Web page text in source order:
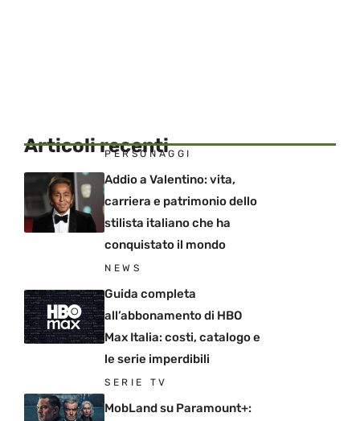
Articoli recenti
PERSONAGGI
Addio a Valentino: vita,
carriera e patrimonio dello
stilista italiano che ha
conquistato il mondo
NEWS
Guida completa
all’abbonamento di HBO
Max Italia: costi, catalogo e
le serie imperdibili
SERIE TV
MobLand su Paramount+: